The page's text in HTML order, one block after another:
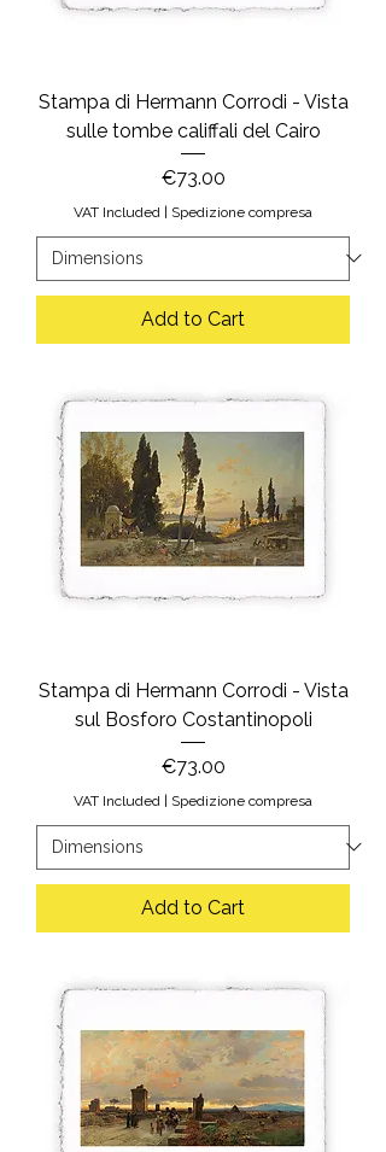
Stampa di Hermann Corrodi - Vista
sulle tombe califfali del Cairo
Price
€73.00
VAT Included | Spedizione compresa
Add to Cart
Stampa di Hermann Corrodi - Vista
sul Bosforo Costantinopoli
Price
€73.00
VAT Included | Spedizione compresa
Add to Cart